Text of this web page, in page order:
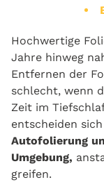
Hochwertige
Jahre hinweg
Entfernen der
schlecht, wenn
Zeit im
entscheiden
Autofolierung
Umgebung,
greifen.